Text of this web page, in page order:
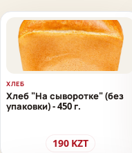
ХЛЕБ
Хлеб "На сыворотке" (без
упаковки) - 450 г.
190 KZT